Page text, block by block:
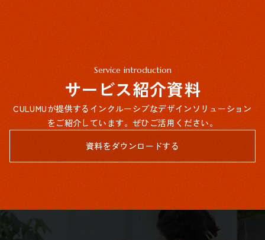
Service introduction
サービス紹介資料
CULUMUが提供するインクルーシブなデザインソリューション
をご紹介しています。ぜひご活用ください。
資料をダウンロードする